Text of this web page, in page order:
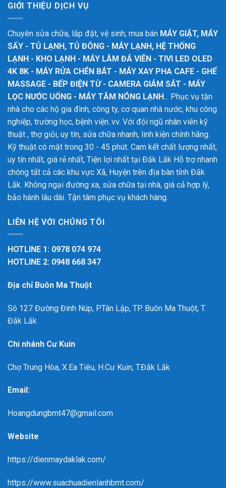
GIỚI THIỆU DỊCH VỤ
Chuyên sửa chữa, lắp đặt, vệ sinh, mua bán MÁY GIẶT, MÁY
SẤY - TỦ LẠNH, TỦ ĐÔNG - MÁY LẠNH, HỆ THỐNG
LẠNH - KHO LẠNH - MÁY LÀM ĐÁ VIÊN - TIVI LED OLED
4K 8K - MÁY RỬA CHÉN BÁT - MÁY XAY PHA CAFE - GHẾ
MASSAGE - BẾP ĐIỆN TỪ - CAMERA GIÁM SÁT - MÁY
LỌC NƯỚC UỐNG - MÁY TẮM NÓNG LẠNH... Phục vụ tận
nhà cho các hộ gia đình, công ty, cơ quan nhà nước, khu công
nghiệp, trường học, bệnh viện..vv. Với đội ngũ nhân viên kỹ
thuật , thợ giỏi, uy tín, sửa chữa nhanh, linh kiện chính hãng.
Kỹ thuật có mặt trong 30 - 45 phút. Cam kết chất lượng nhất,
uy tín nhất, giá rẻ nhất, Tiện lợi nhất tại Đắk Lắk Hỗ trợ nhanh
chóng tất cả các khu vực Xã, Huyện trên địa bàn tỉnh Đắk
Lắk. Không ngại đường xa, sửa chữa tại nhà, giá cả hợp lý,
bảo hành lâu dài. Tận tâm phục vụ khách hàng.
LIÊN HỆ VỚI CHÚNG TÔI
HOTLINE 1: 0978 074 974
HOTLINE 2: 0948 668 347
Địa chỉ Buôn Ma Thuột
Sô 127 Đường Đinh Núp, P.Tân Lập, TP. Buôn Ma Thuột, T.
Đắk Lắk
Chi nhánh Cư Kuin
Chợ Trung Hòa, X.Ea Tiêu, H.Cư Kuin, T.Đắk Lắk
Email:
Hoangdungbmt47@gmail.com
Website
https://dienmaydaklak.com/
https://www.suachuadienlanhbmt.com/